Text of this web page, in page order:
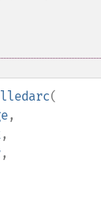
(
,
,
,